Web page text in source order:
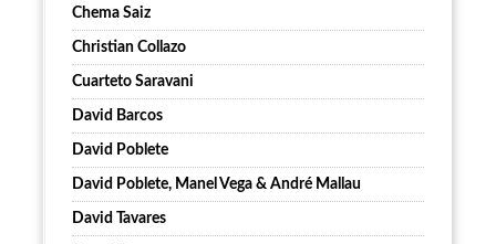
Chema Saiz
Christian Collazo
Cuarteto Saravani
David Barcos
David Poblete
David Poblete, Manel Vega & André Mallau
David Tavares